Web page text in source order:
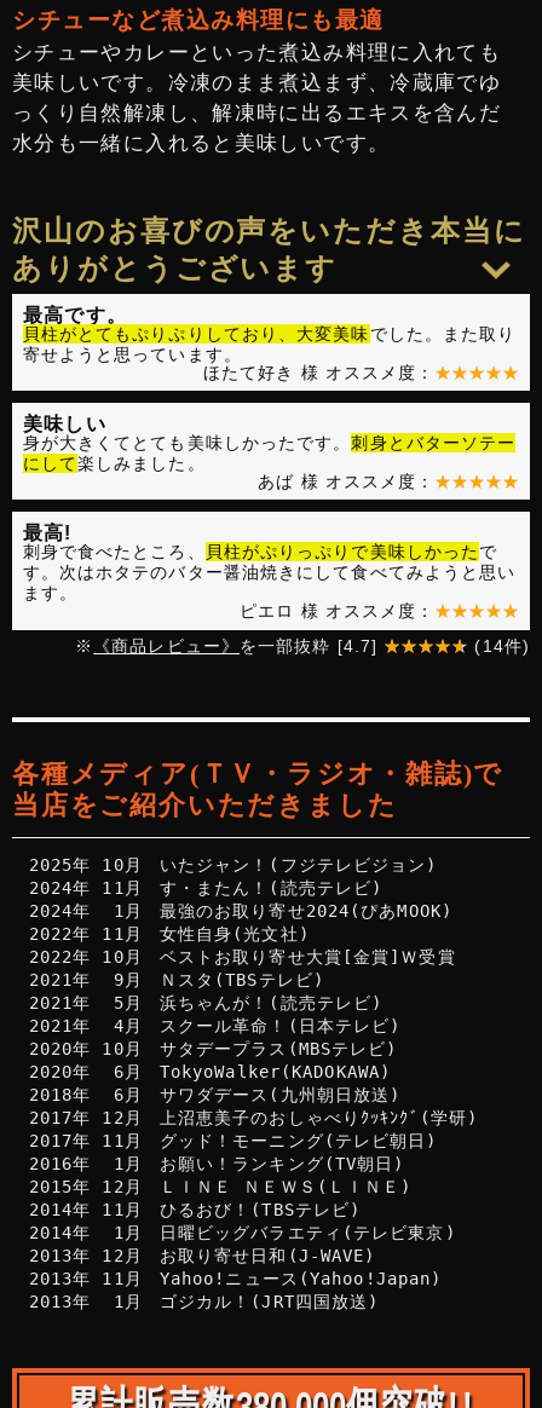
シチューなど煮込み料理にも最適
シチューやカレーといった煮込み料理に入れても
美味しいです。冷凍のまま煮込まず、冷蔵庫でゆ
っくり自然解凍し、解凍時に出るエキスを含んだ
水分も一緒に入れると美味しいです。
沢山のお喜びの声をいただき本当に
ありがとうございます
最高です。
貝柱がとてもぷりぷりしており、大変美味でした。また取り
寄せようと思っています。
ほたて好き 様 オススメ度：
美味しい
身が大きくてとても美味しかったです。刺身とバターソテー
にして楽しみました。
あば 様 オススメ度：
最高!
刺身で食べたところ、 貝柱がぷりっぷりで美味しかったで
す。次はホタテのバター醤油焼きにして食べてみようと思い
ます。
ピエロ 様 オススメ度：
※
《商品レビュー》 を一部抜粋 [4.7] (14件)
各種メディア(ＴＶ・ラジオ・雑誌)で
当店をご紹介いただきました
2025年 10月
いたジャン！(フジテレビジョン)
2024年 11月
す・またん！(読売テレビ)
2024年  1月
最強のお取り寄せ2024(ぴあMOOK)
2022年 11月
女性自身(光文社)
2022年 10月
ベストお取り寄せ大賞[金賞]Ｗ受賞
2021年  9月
Ｎスタ(TBSテレビ)
2021年  5月
浜ちゃんが！(読売テレビ)
2021年  4月
スクール革命！(日本テレビ)
2020年 10月
サタデープラス(MBSテレビ)
2020年  6月
TokyoWalker(KADOKAWA)
2018年  6月
サワダデース(九州朝日放送)
2017年 12月
上沼恵美子のおしゃべりｸｯｷﾝｸﾞ(学研)
2017年 11月
グッド！モーニング(テレビ朝日)
2016年  1月
お願い！ランキング(TV朝日)
2015年 12月
ＬＩＮＥ ＮＥＷＳ(ＬＩＮＥ)
2014年 11月
ひるおび！(TBSテレビ)
2014年  1月
日曜ビッグバラエティ(テレビ東京)
2013年 12月
お取り寄せ日和(J-WAVE)
2013年 11月
Yahoo!ニュース(Yahoo!Japan)
2013年  1月
ゴジカル！(JRT四国放送)